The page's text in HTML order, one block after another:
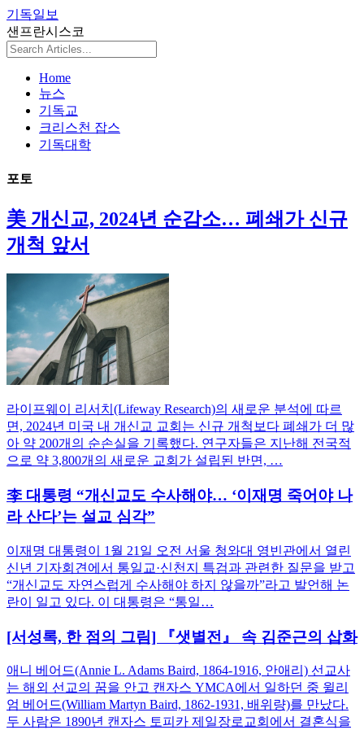
기독일보
샌프란시스코
Home
뉴스
기독교
크리스천 잡스
기독대학
포토
美 개신교, 2024년 순감소… 폐쇄가 신규
개척 앞서
라이프웨이 리서치(Lifeway Research)의 새로운 분석에 따르
면, 2024년 미국 내 개신교 교회는 신규 개척보다 폐쇄가 더 많
아 약 200개의 순손실을 기록했다. 연구자들은 지난해 전국적
으로 약 3,800개의 새로운 교회가 설립된 반면, …
李 대통령 “개신교도 수사해야… ‘이재명 죽어야 나
라 산다’는 설교 심각”
이재명 대통령이 1월 21일 오전 서울 청와대 영빈관에서 열린
신년 기자회견에서 통일교·신천지 특검과 관련한 질문을 받고
“개신교도 자연스럽게 수사해야 하지 않을까”라고 발언해 논
란이 일고 있다. 이 대통령은 “통일…
[서성록, 한 점의 그림] 『샛별전』 속 김준근의 삽화
애니 베어드(Annie L. Adams Baird, 1864-1916, 안애리) 선교사
는 해외 선교의 꿈을 안고 캔자스 YMCA에서 일하던 중 윌리
엄 베어드(William Martyn Baird, 1862-1931, 배위량)를 만났다.
두 사람은 1890년 캔자스 토피카 제일장로교회에서 결혼식을